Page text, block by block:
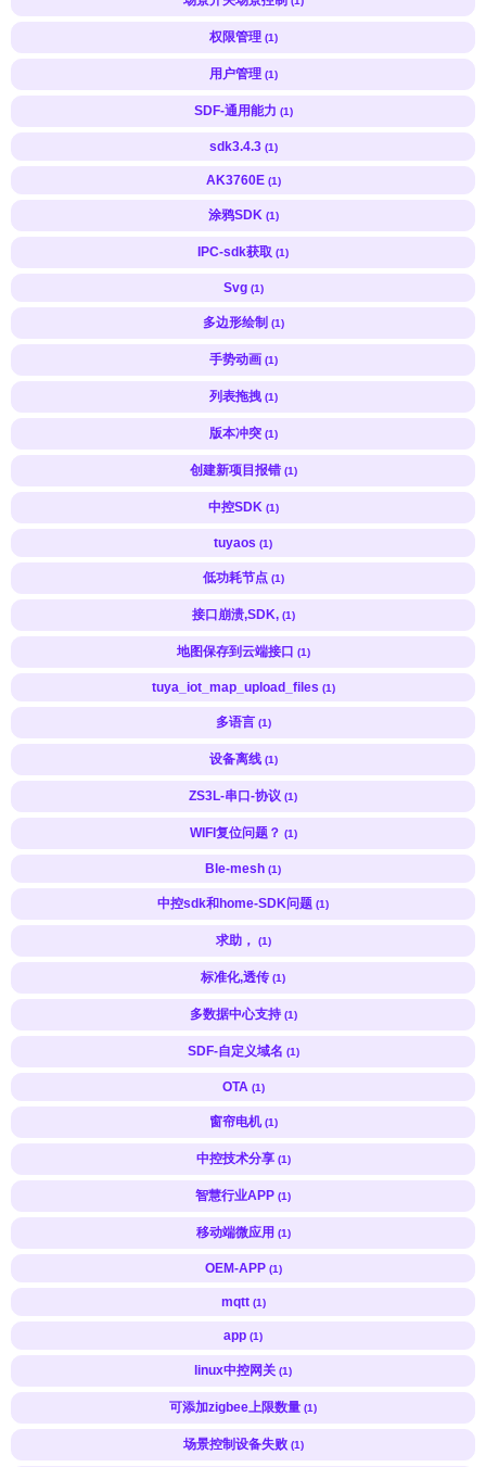
权限管理 (1)
用户管理 (1)
SDF-通用能力 (1)
sdk3.4.3 (1)
AK3760E (1)
涂鸦SDK (1)
IPC-sdk获取 (1)
Svg (1)
多边形绘制 (1)
手势动画 (1)
列表拖拽 (1)
版本冲突 (1)
创建新项目报错 (1)
中控SDK (1)
tuyaos (1)
低功耗节点 (1)
接口崩溃,SDK, (1)
地图保存到云端接口 (1)
tuya_iot_map_upload_files (1)
多语言 (1)
设备离线 (1)
ZS3L-串口-协议 (1)
WIFI复位问题？ (1)
Ble-mesh (1)
中控sdk和home-SDK问题 (1)
求助， (1)
标准化,透传 (1)
多数据中心支持 (1)
SDF-自定义域名 (1)
OTA (1)
窗帘电机 (1)
中控技术分享 (1)
智慧行业APP (1)
移动端微应用 (1)
OEM-APP (1)
mqtt (1)
app (1)
linux中控网关 (1)
可添加zigbee上限数量 (1)
场景控制设备失败 (1)